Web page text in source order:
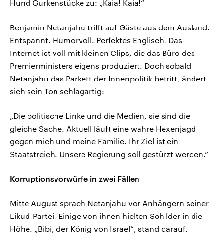
Hund Gurkenstücke zu: „Kaia! Kaia!“
Benjamin Netanjahu trifft auf Gäste aus dem Ausland.
Entspannt. Humorvoll. Perfektes Englisch. Das
Internet ist voll mit kleinen Clips, die das Büro des
Premierministers eigens produziert. Doch sobald
Netanjahu das Parkett der Innenpolitik betritt, ändert
sich sein Ton schlagartig:
„Die politische Linke und die Medien, sie sind die
gleiche Sache. Aktuell läuft eine wahre Hexenjagd
gegen mich und meine Familie. Ihr Ziel ist ein
Staatstreich. Unsere Regierung soll gestürzt werden.“
Korruptionsvorwürfe in zwei Fällen
Mitte August sprach Netanjahu vor Anhängern seiner
Likud-Partei. Einige von ihnen hielten Schilder in die
Höhe. „Bibi, der König von Israel“, stand darauf.